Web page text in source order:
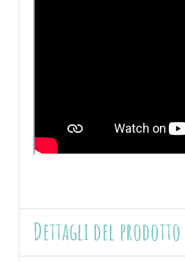
Dettagli del prodotto